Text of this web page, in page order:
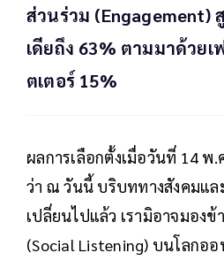
ส่วนร่วม (Engagement)
เดียถึง 63% ตามมาด้วย
ตเตอร์ 15%
ผลการเลือกตั้งเมื่อวันที่ 14
ว่า ณ วันนี้ บริบททางสังคมแล
เปลี่ยนไปแล้ว เรามิอาจมองข้
(Social Listening) บนโลกอ